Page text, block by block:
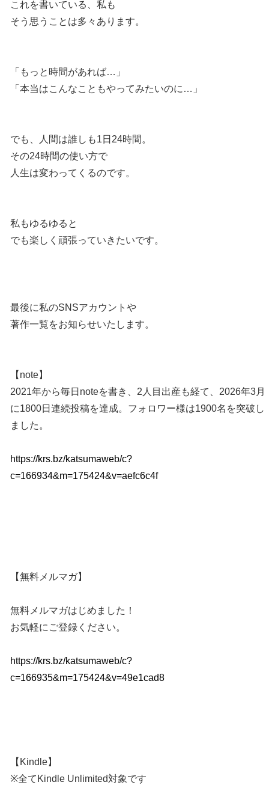
これを書いている、私も
そう思うことは多々あります。
「もっと時間があれば…」
「本当はこんなこともやってみたいのに…」
でも、人間は誰しも1日24時間。
その24時間の使い方で
人生は変わってくるのです。
私もゆるゆると
でも楽しく頑張っていきたいです。
最後に私のSNSアカウントや
著作一覧をお知らせいたします。
【note】
2021年から毎日noteを書き、2人目出産も経て、2026年3月
に1800日連続投稿を達成。フォロワー様は1900名を突破し
ました。
https://krs.bz/katsumaweb/c?
c=166934&m=175424&v=aefc6c4f
【無料メルマガ】
無料メルマガはじめました！
お気軽にご登録ください。
https://krs.bz/katsumaweb/c?
c=166935&m=175424&v=49e1cad8
【Kindle】
※全てKindle Unlimited対象です